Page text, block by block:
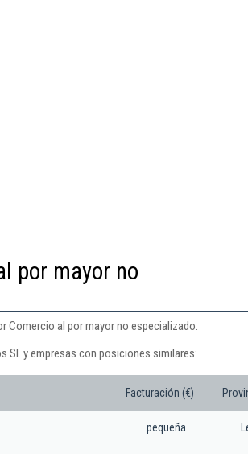
por mayor no
Comercio al por mayor no especializado.
Sl. y empresas con posiciones similares:
Facturación (€)
pequeña